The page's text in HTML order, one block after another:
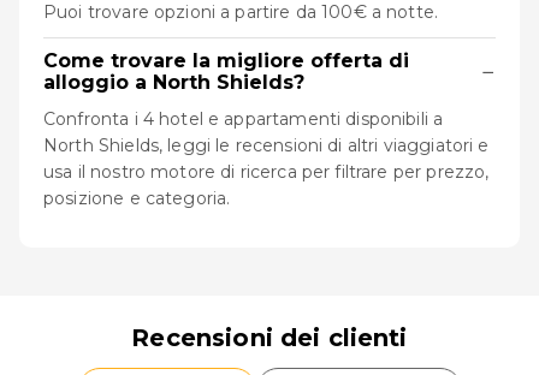
Puoi trovare opzioni a partire da 100€ a notte.
Come trovare la migliore offerta di
alloggio a North Shields?
−
Confronta i 4 hotel e appartamenti disponibili a
North Shields, leggi le recensioni di altri viaggiatori e
usa il nostro motore di ricerca per filtrare per prezzo,
posizione e categoria.
Recensioni dei clienti